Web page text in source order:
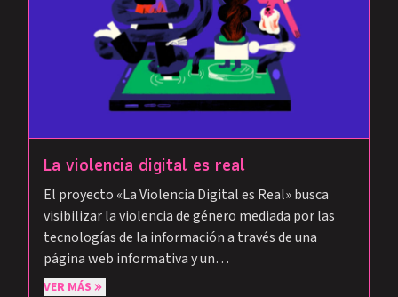
La violencia digital es real
El proyecto «La Violencia Digital es Real» busca
visibilizar la violencia de género mediada por las
tecnologías de la información a través de una
página web informativa y un…
VER MÁS